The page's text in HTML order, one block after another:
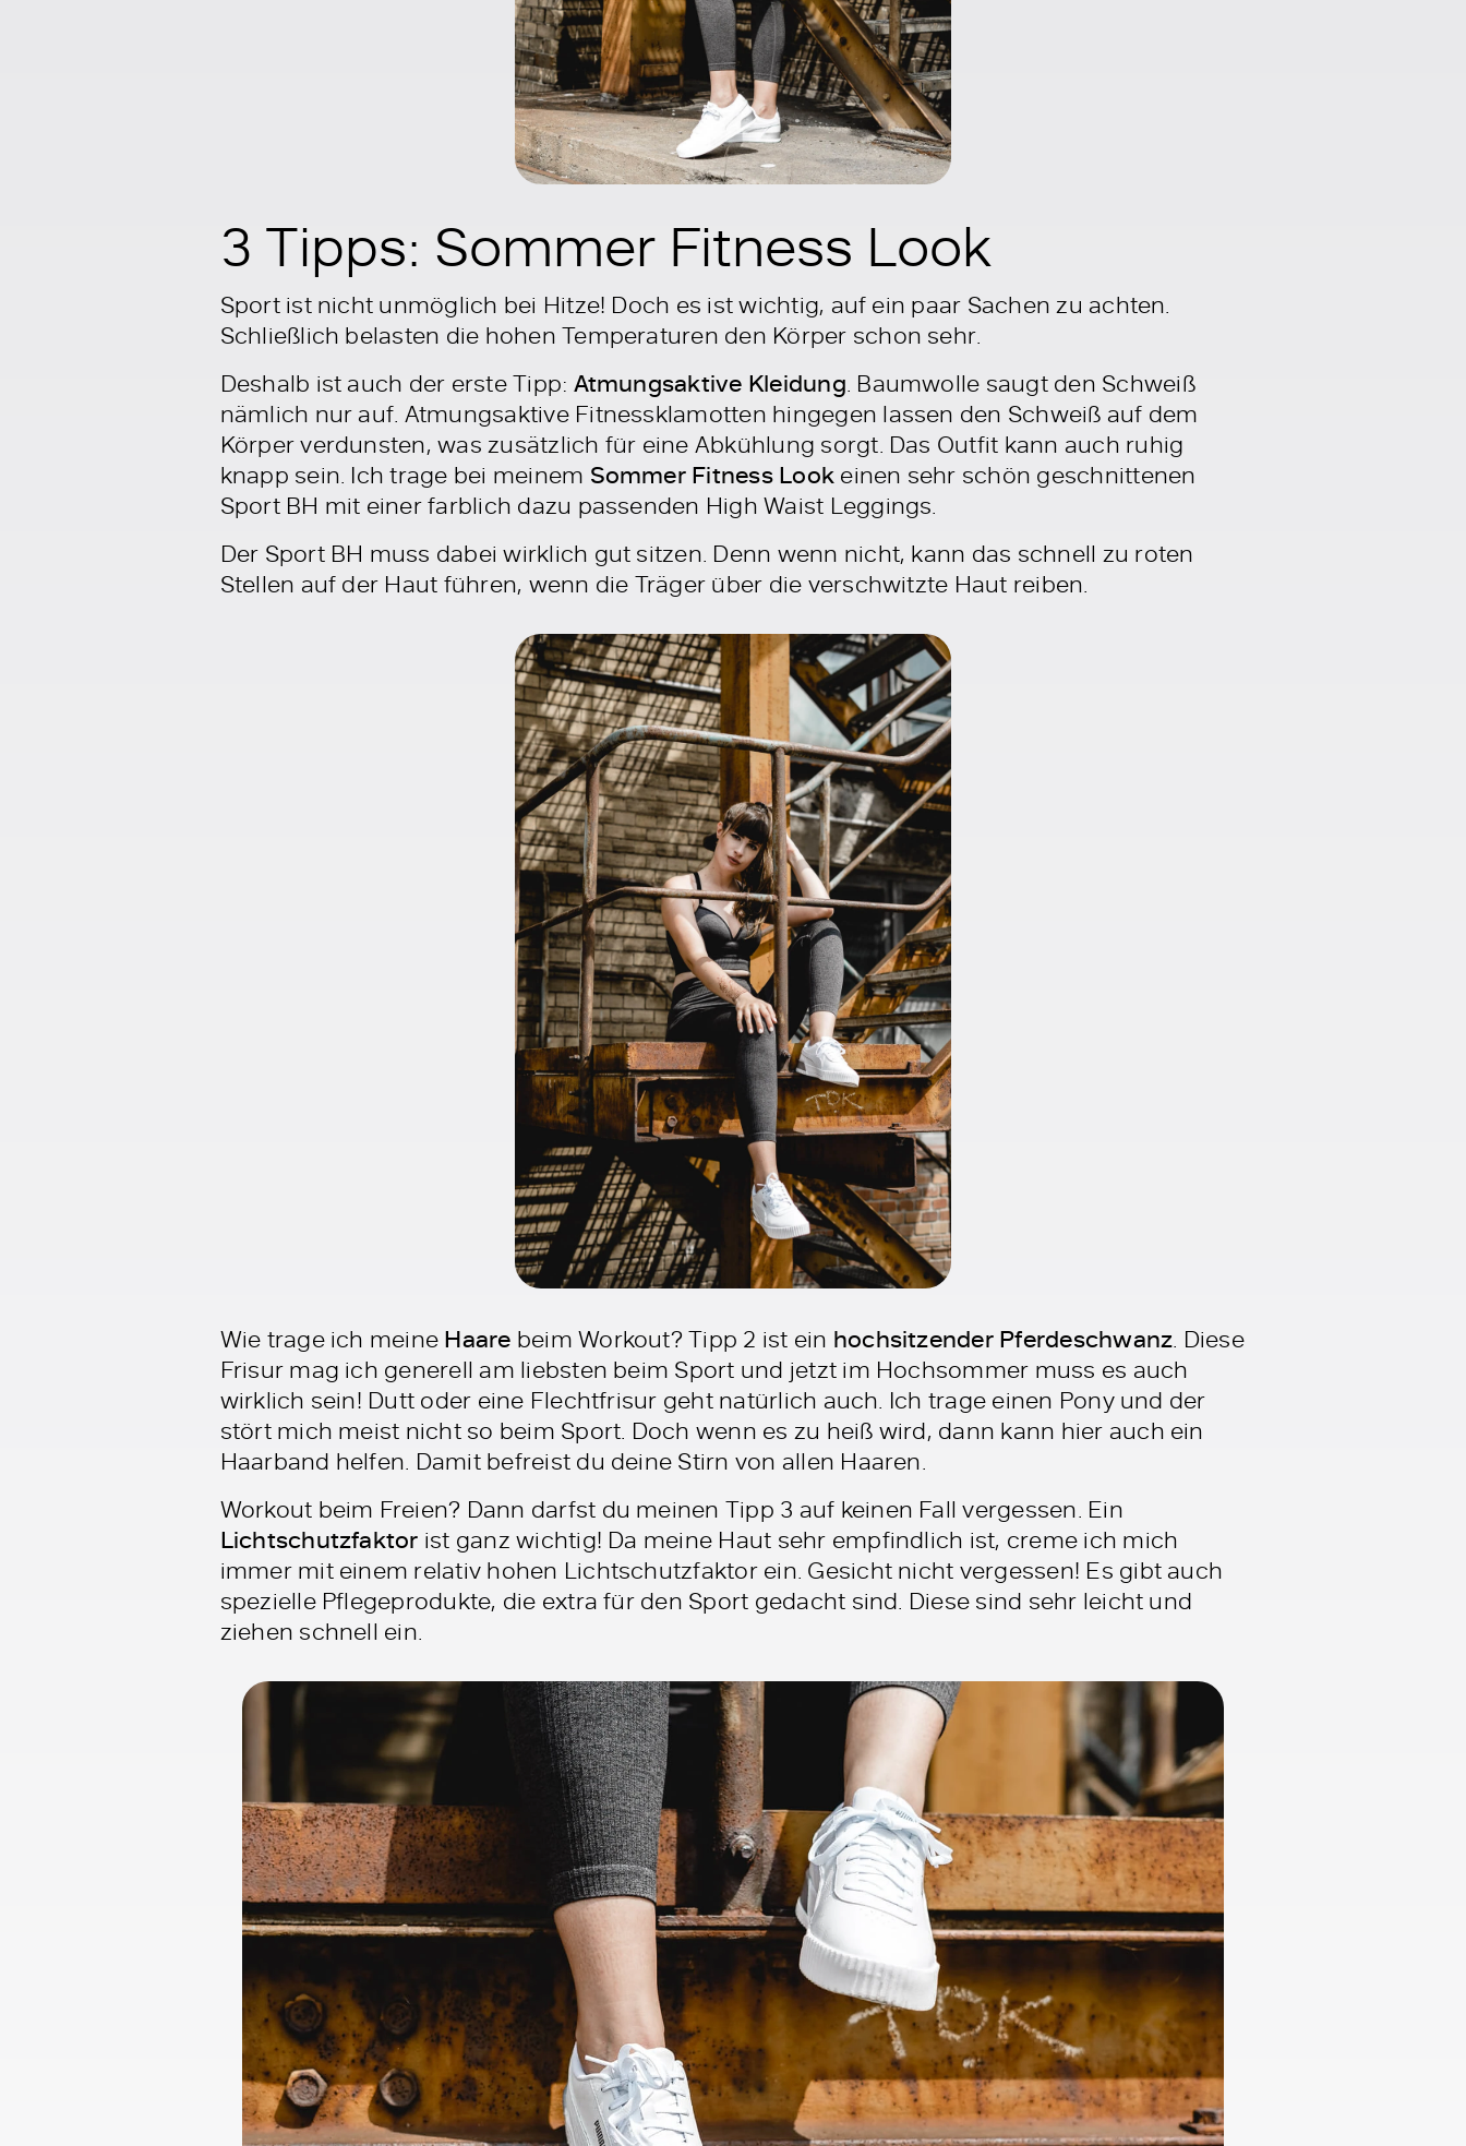
3 Tipps: Sommer Fitness Look
Sport ist nicht unmöglich bei Hitze! Doch es ist wichtig, auf ein paar Sachen zu achten.
Schließlich belasten die hohen Temperaturen den Körper schon sehr.
Deshalb ist auch der erste Tipp: Atmungsaktive Kleidung. Baumwolle saugt den Schweiß
nämlich nur auf. Atmungsaktive Fitnessklamotten hingegen lassen den Schweiß auf dem
Körper verdunsten, was zusätzlich für eine Abkühlung sorgt. Das Outfit kann auch ruhig
knapp sein. Ich trage bei meinem Sommer Fitness Look einen sehr schön geschnittenen
Sport BH mit einer farblich dazu passenden High Waist Leggings.
Der Sport BH muss dabei wirklich gut sitzen. Denn wenn nicht, kann das schnell zu roten
Stellen auf der Haut führen, wenn die Träger über die verschwitzte Haut reiben.
Wie trage ich meine Haare beim Workout? Tipp 2 ist ein hochsitzender Pferdeschwanz. Diese
Frisur mag ich generell am liebsten beim Sport und jetzt im Hochsommer muss es auch
wirklich sein! Dutt oder eine Flechtfrisur geht natürlich auch. Ich trage einen Pony und der
stört mich meist nicht so beim Sport. Doch wenn es zu heiß wird, dann kann hier auch ein
Haarband helfen. Damit befreist du deine Stirn von allen Haaren.
Workout beim Freien? Dann darfst du meinen Tipp 3 auf keinen Fall vergessen. Ein
Lichtschutzfaktor ist ganz wichtig! Da meine Haut sehr empfindlich ist, creme ich mich
immer mit einem relativ hohen Lichtschutzfaktor ein. Gesicht nicht vergessen! Es gibt auch
spezielle Pflegeprodukte, die extra für den Sport gedacht sind. Diese sind sehr leicht und
ziehen schnell ein.